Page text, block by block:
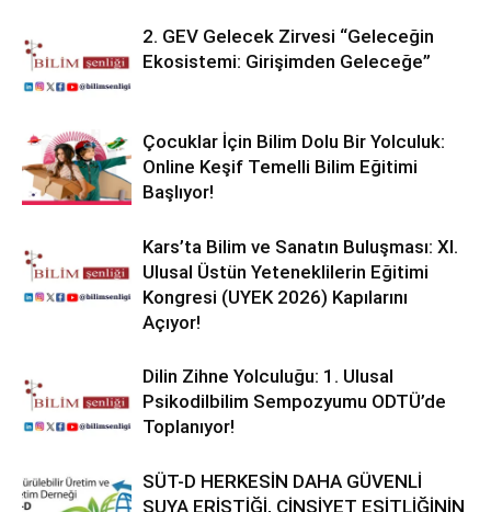
2. GEV Gelecek Zirvesi “Geleceğin
Ekosistemi: Girişimden Geleceğe”
Çocuklar İçin Bilim Dolu Bir Yolculuk:
Online Keşif Temelli Bilim Eğitimi
Başlıyor!
Kars’ta Bilim ve Sanatın Buluşması: XI.
Ulusal Üstün Yeteneklilerin Eğitimi
Kongresi (UYEK 2026) Kapılarını
Açıyor!
Dilin Zihne Yolculuğu: 1. Ulusal
Psikodilbilim Sempozyumu ODTÜ’de
Toplanıyor!
SÜT-D HERKESİN DAHA GÜVENLİ
SUYA ERİŞTİĞİ, CİNSİYET EŞİTLİĞİNİN